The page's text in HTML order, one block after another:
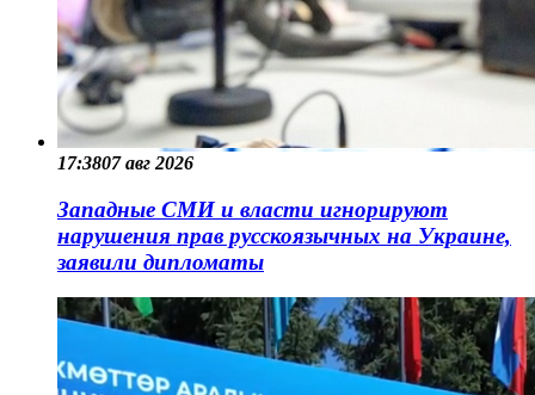
17:3807 авг 2026
Западные СМИ и власти игнорируют
нарушения прав русскоязычных на Украине,
заявили дипломаты